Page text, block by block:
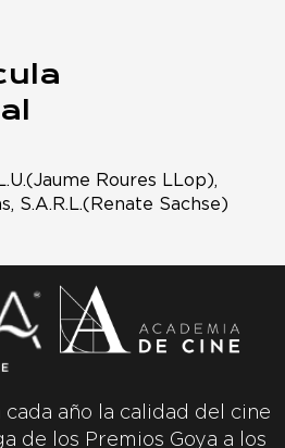
Roures LLop),
S.A.R.L.(Renate Sachse)
año la calidad del cine
de los Premios Goya a los